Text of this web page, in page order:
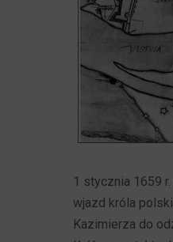
1 stycznia 1659
wjazd króla
Kazimierza do